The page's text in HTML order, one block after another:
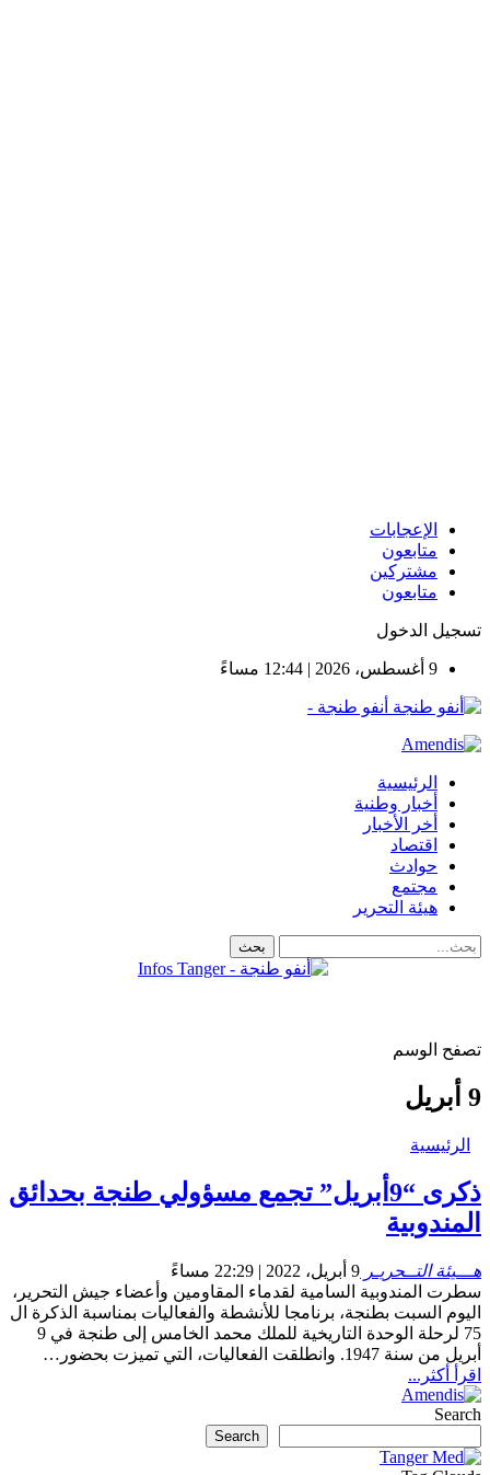
الإعجابات
متابعون
مشتركين
متابعون
تسجيل الدخول
9 أغسطس، 2026 | 12:44 مساءً
أنفو طنجة -
الرئيسية
أخبار وطنية
أخر الأخبار
اقتصاد
حوادث
مجتمع
هيئة التحرير
تصفح الوسم
9 أبريل
الرئيسية
ذكرى “9أبريل” تجمع مسؤولي طنجة بحدائق
المندوبية
هـــيئة التــحريـر 9 أبريل، 2022 | 22:29 مساءً
سطرت المندوبية السامية لقدماء المقاومين وأعضاء جيش التحرير،
اليوم السبت بطنجة، برنامجا للأنشطة والفعاليات بمناسبة الذكرة ال
75 لرحلة الوحدة التاريخية للملك محمد الخامس إلى طنجة في 9
أبريل من سنة 1947. وانطلقت الفعاليات، التي تميزت بحضور…
اقرأ أكثر...
Search
Search